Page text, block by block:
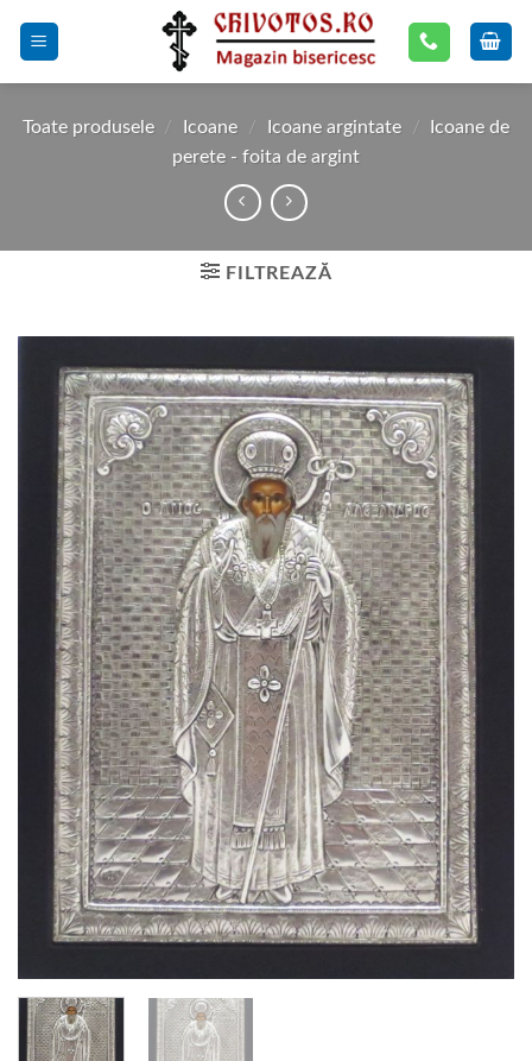
Toate produsele / Icoane / Icoane argintate /
Icoane de
perete - foita de argint
FILTREAZĂ